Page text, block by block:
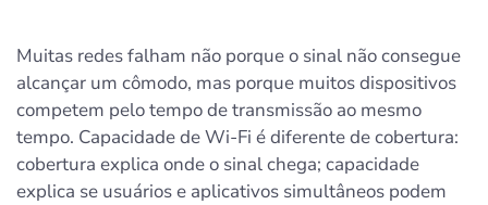
Muitas redes falham não porque o sinal não consegue
alcançar um cômodo, mas porque muitos dispositivos
competem pelo tempo de transmissão ao mesmo
tempo. Capacidade de Wi-Fi é diferente de cobertura:
cobertura explica onde o sinal chega; capacidade
explica se usuários e aplicativos simultâneos podem